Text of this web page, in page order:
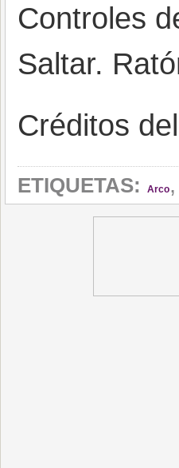
Controles
Saltar.
Créditos
ETIQUETAS: Arco,